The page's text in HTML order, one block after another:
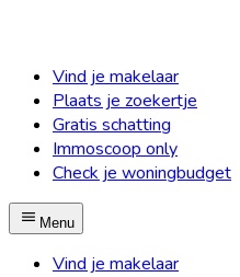
Vind je makelaar
Plaats je zoekertje
Gratis schatting
Immoscoop only
Check je woningbudget
Menu
Vind je makelaar